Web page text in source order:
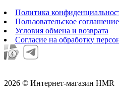
Политика
Пользовательское соглашение
Условия обмена и возврата
Согласие на обработку
2026 © Интернет-магазин HMR